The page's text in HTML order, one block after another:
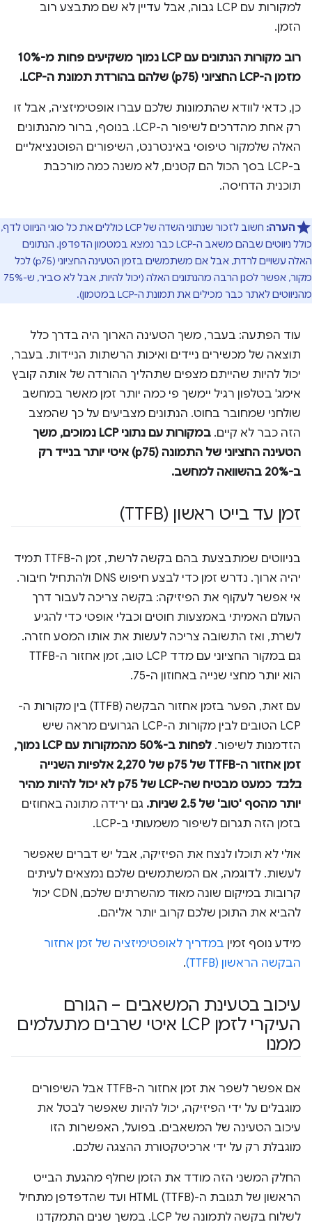
למקורות עם LCP גבוה, אבל עדיין לא שם מתבצע רוב
הזמן.
רוב מקורות הנתונים עם LCP נמוך משקיעים פחות מ-10%
מזמן ה-LCP החציוני (p75) שלהם בהורדת תמונת ה-LCP.
כן, כדאי לוודא שהתמונות שלכם עברו אופטימיזציה, אבל זו
רק אחת מהדרכים לשיפור ה-LCP. בנוסף, ברור מהנתונים
האלה שלמקור טיפוסי באינטרנט, השיפורים הפוטנציאליים
ב-LCP בסך הכול הם קטנים, לא משנה כמה מורכבת
תוכנית הדחיסה.
הערה:
חשוב לזכור שנתוני השדה של LCP כוללים את כל סוגי הניווט לדף,
כולל ניווטים שבהם משאב ה-LCP כבר נמצא במטמון הדפדפן. הנתונים
האלה עשויים לרדת, אבל אם משתמשים בזמן הטעינה החציוני (p75) לכל
מקור, אפשר לסנן הרבה מהנתונים האלה (יכול להיות, אבל לא סביר, ש-75%
מהניווטים לאתר כבר מכילים את תמונת ה-LCP במטמון).
עוד הפתעה: בעבר, משך הטעינה הארוך היה בדרך כלל
תוצאה של מכשירים ניידים ואיכות הרשתות הניידות. בעבר,
יכול להיות שהייתם מצפים שתהליך ההורדה של אותה קובץ
אימג' בטלפון רגיל יימשך פי כמה יותר זמן מאשר במחשב
שולחני שמחובר בחוט. הנתונים מצביעים על כך שהמצב
הזה כבר לא קיים.
במקורות עם נתוני LCP נמוכים, משך
הטעינה החציוני של התמונה (p75) איטי יותר בנייד רק
ב-20% בהשוואה למחשב.
זמן עד בייט ראשון (TTFB)
בניווטים שמתבצעת בהם בקשה לרשת, זמן ה-TTFB תמיד
יהיה ארוך. נדרש זמן כדי לבצע חיפוש DNS ולהתחיל חיבור.
אי אפשר לעקוף את הפיזיקה: בקשה צריכה לעבור דרך
העולם האמיתי באמצעות חוטים וכבלי אופטי כדי להגיע
לשרת, ואז התשובה צריכה לעשות את אותו המסע חזרה.
גם במקור החציוני עם מדד LCP טוב, זמן אחזור ה-TTFB
הוא יותר מחצי שנייה באחוזון ה-75.
עם זאת, הפער בזמן אחזור הבקשה (TTFB) בין מקורות ה-
LCP הטובים לבין מקורות ה-LCP הגרועים מראה שיש
הזדמנות לשיפור.
לפחות ב-50% מהמקורות עם LCP נמוך,
זמן אחזור ה-TTFB של p75 של 2,270 אלפיות השנייה
בלבד
כמעט מבטיח שה-LCP של p75 לא יכול להיות מהיר
יותר מהסף 'טוב' של 2.5 שניות.
גם ירידה מתונה באחוזים
בזמן הזה תגרום לשיפור משמעותי ב-LCP.
אולי לא תוכלו לנצח את הפיזיקה, אבל יש דברים שאפשר
לעשות. לדוגמה, אם המשתמשים שלכם נמצאים לעיתים
קרובות במיקום שונה מאוד מהשרתים שלכם, CDN יכול
להביא את התוכן שלכם קרוב יותר אליהם.
מידע נוסף זמין במדריך לאופטימיזציה של זמן אחזור
הבקשה הראשון (TTFB)
.
עיכוב בטעינת המשאבים – הגורם
העיקרי לזמן LCP איטי שרבים מתעלמים
ממנו
אם אפשר לשפר את זמן אחזור ה-TTFB אבל השיפורים
מוגבלים על ידי הפיזיקה, יכול להיות שאפשר לבטל את
עיכוב הטעינה של המשאבים. בפועל, האפשרות הזו
מוגבלת רק על ידי ארכיטקטורת ההצגה שלכם.
החלק המשני הזה מודד את הזמן שחלף מהגעת הבייט
הראשון של תגובת ה-HTML (TTFB) ועד שהדפדפן מתחיל
לשלוח בקשה לתמונה של LCP. במשך שנים התמקדנו